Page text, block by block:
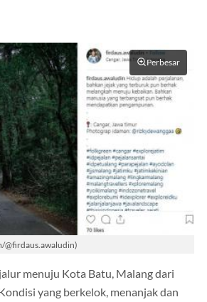
Perbesar
@firdaus.awaludin)
menuju Kota Batu, Malang dari
yang berkelok, menanjak dan